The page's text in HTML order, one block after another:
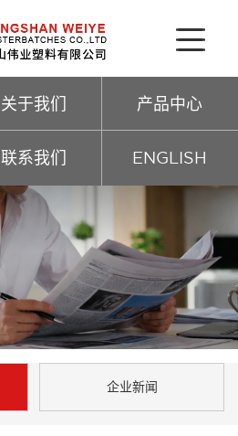
关于我们 产品中心
联系我们 ENGLISH
企业新闻